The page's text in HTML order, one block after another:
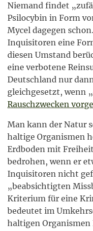
Niemand findet
Psilocybin in Form
Mycel dagegen
Inquisitoren eine
diesen Umstand
eine verbotene
Deutschland nur
gleichgesetzt, wenn „
Rauschzwecken
Man kann der Natur
haltige Organismen
Erdboden mit
bedrohen, wenn er
Inquisitoren nicht
„beabsichtigten
Kriterium für eine
bedeutet im
haltigen Organismen